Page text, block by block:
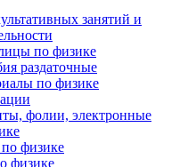
занятий и
по физике
раздаточные
по физике
фолии, электронные
физике
физике